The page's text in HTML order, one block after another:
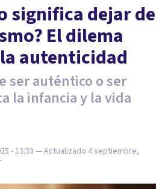
significa dejar de
El dilema
autenticidad
ser auténtico o ser
la infancia y la vida
- 13:33 — Actualizado 4 septiembre,